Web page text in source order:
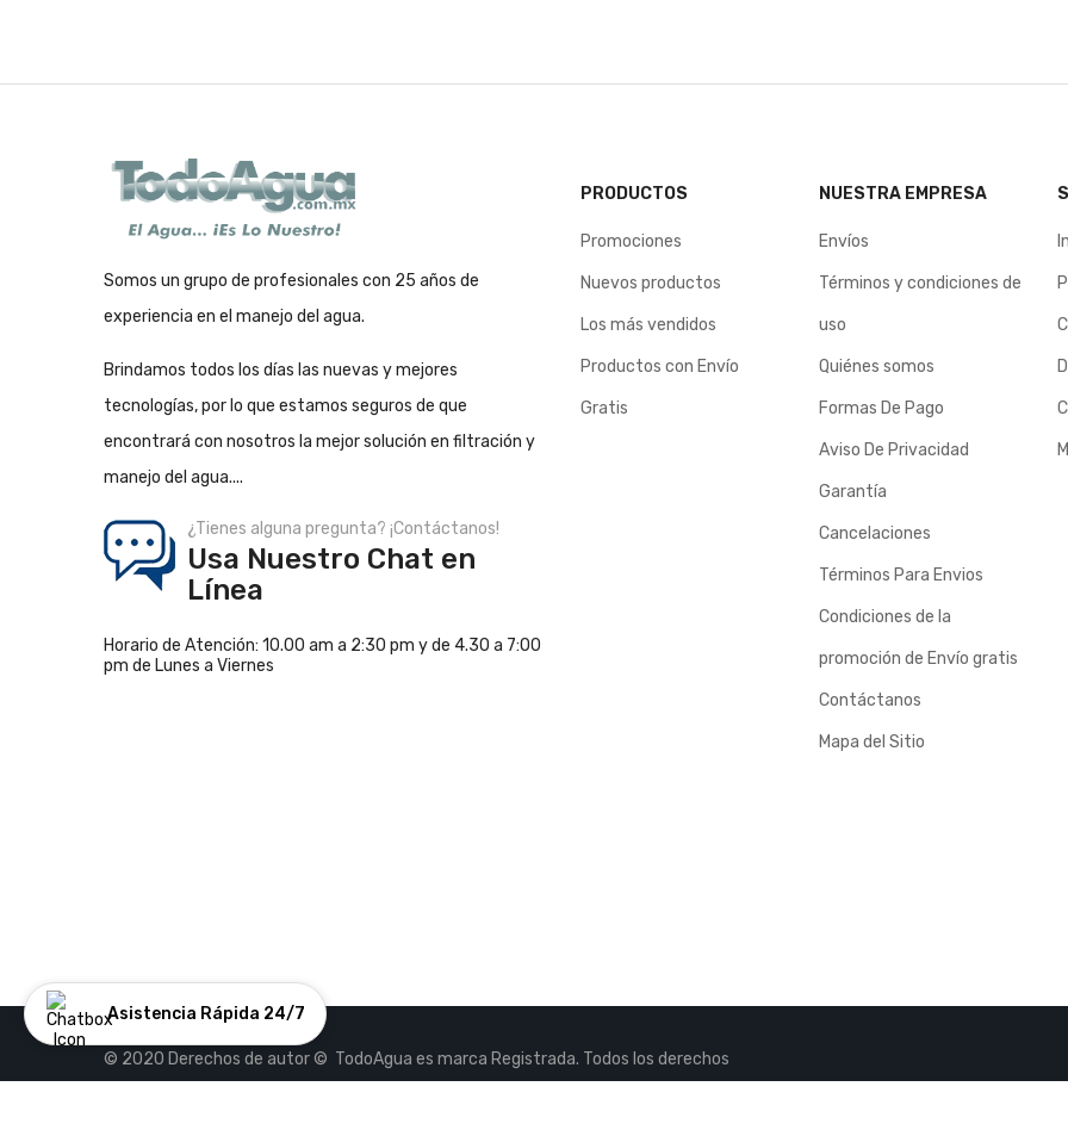
Somos un grupo de profesionales con 25 años de
experiencia en el manejo del agua.
Brindamos todos los días las nuevas y mejores
tecnologías, por lo que estamos seguros de que
encontrará con nosotros la mejor solución en filtración y
manejo del agua....
¿Tienes alguna pregunta? ¡Contáctanos!
Usa Nuestro Chat en
Línea
Horario de Atención: 10.00 am a 2:30 pm y de 4.30 a 7:00
pm de Lunes a Viernes
PRODUCTOS
Promociones
Nuevos productos
Los más vendidos
Productos con Envío
Gratis
NUESTRA EMPRESA
Envíos
Términos y condiciones de
uso
Quiénes somos
Formas De Pago
Aviso De Privacidad
Garantía
Cancelaciones
Términos Para Envios
Condiciones de la
promoción de Envío gratis
Contáctanos
Mapa del Sitio
Asistencia Rápida 24/7
© 2020 Derechos de autor © TodoAgua es marca Registrada. Todos los derechos